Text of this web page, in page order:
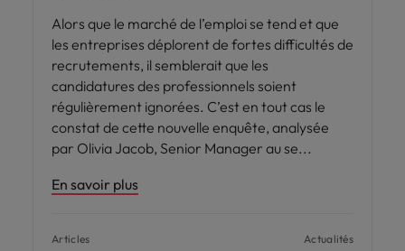
Alors que le marché de l’emploi se tend et que
les entreprises déplorent de fortes difficultés de
recrutements, il semblerait que les
candidatures des professionnels soient
régulièrement ignorées. C’est en tout cas le
constat de cette nouvelle enquête, analysée
par Olivia Jacob, Senior Manager au se
En savoir plus
Articles Actualités